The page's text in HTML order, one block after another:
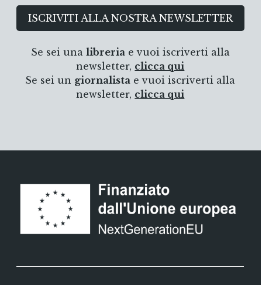
ISCRIVITI ALLA NOSTRA NEWSLETTER
Se sei una libreria e vuoi iscriverti alla
newsletter, clicca qui
Se sei un giornalista e vuoi iscriverti alla
newsletter, clicca qui